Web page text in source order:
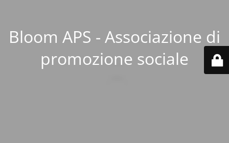
Bloom APS - Associazione di
promozione sociale